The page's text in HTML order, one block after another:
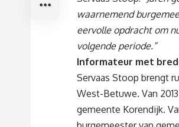
waarnemend
eervolle opdracht om
volgende periode.”
Informateur met
Servaas Stoop brengt
West-Betuwe. Van
gemeente Korendijk.